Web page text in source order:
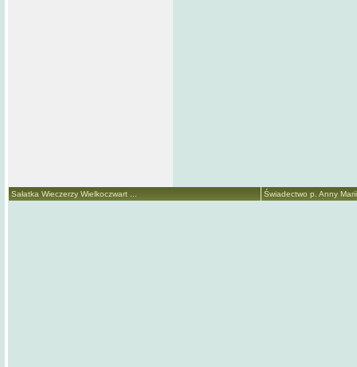
Sałatka Wieczerzy Wielkoczwart ... Świadectwo p. Anny